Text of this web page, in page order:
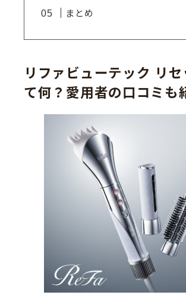
まとめ
リファビューテック リセ
て何？愛用者の口コミも